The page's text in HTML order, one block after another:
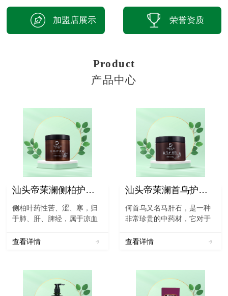
加盟店展示 荣誉资质
Product
产品中心
汕头帝茉澜侧柏护发粉
侧柏叶药性苦、涩、寒，归
于肺、肝、脾经，属于凉血
子，它含有多种药用功效，
作用，平时可以用于人类秃
顶和脱发等多种...
查看详情
汕头帝茉澜首乌护发粉
何首乌又名马肝石，是一种
非常珍贵的中药材，它对于
不但能够强身健体，还能够
国药典》一部对制首乌的表
述：“[功能与主治] 补肝...
查看详情